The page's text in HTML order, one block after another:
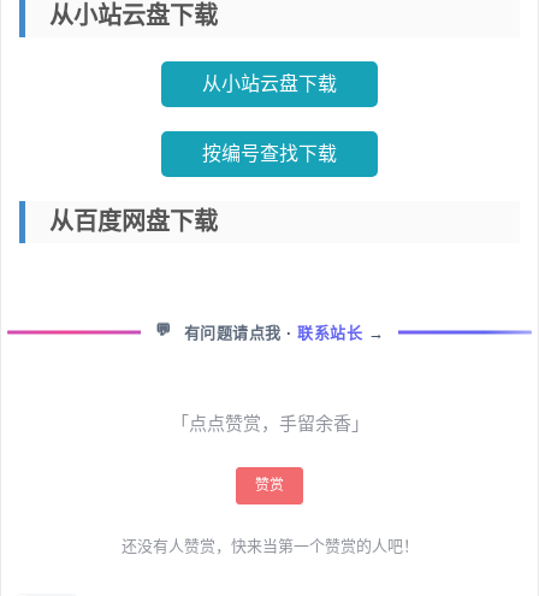
从小站云盘下载
从小站云盘下载
按编号查找下载
从百度网盘下载
💬 有问题请点我 ·联系站长 →
「点点赞赏，手留余香」
赞赏
还没有人赞赏，快来当第一个赞赏的人吧！